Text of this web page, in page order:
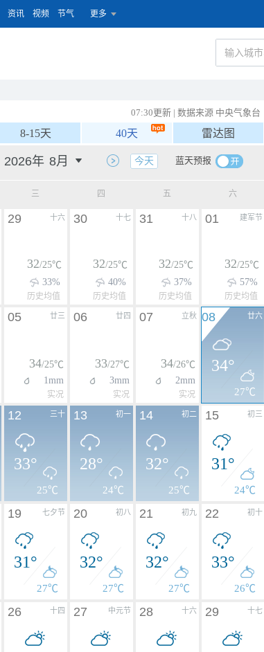
资讯 视频 节气 更多
07:30更新 | 数据来源 中央气象台
8-15天 40天 雷达图
蓝天预报
今天
三 四 五 六
十六
29
32/25℃
33%
历史均值
十七
30
32/25℃
40%
历史均值
十八
31
32/25℃
37%
历史均值
建军节
01
32/25℃
57%
历史均值
廿三
05
34/25℃
1mm
实况
廿四
06
33/27℃
3mm
实况
立秋
07
34/26℃
2mm
实况
廿六
08
34°
27℃
三十
12
33°
25℃
初一
13
28°
24℃
初二
14
32°
25℃
初三
15
31°
24℃
七夕节
19
31°
27℃
初八
20
32°
27℃
初九
21
32°
27℃
初十
22
33°
26℃
十四
26 中元节
27 十六
28 十七
29